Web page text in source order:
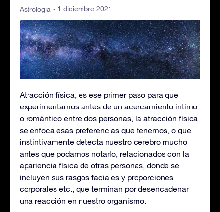
Astrologia - 1 diciembre 2021
Atracción física, es ese primer paso para que
experimentamos antes de un acercamiento intimo
o romántico entre dos personas, la atracción física
se enfoca esas preferencias que tenemos, o que
instintivamente detecta nuestro cerebro mucho
antes que podamos notarlo, relacionados con la
apariencia física de otras personas, donde se
incluyen sus rasgos faciales y proporciones
corporales etc., que terminan por desencadenar
una reacción en nuestro organismo.